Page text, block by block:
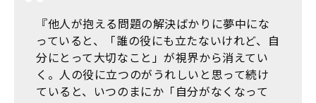
『他人が抱える問題の解決ばかりに夢中にな
っていると、「誰の役にも立たないけれど、自
分にとって大切なこと」が視界から消えてい
く。人の役に立つのがうれしいと思って続け
ていると、いつのまにか「自分がなくなって